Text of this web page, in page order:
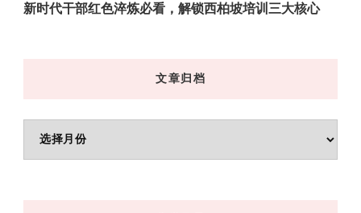
新时代干部红色淬炼必看，解锁西柏坡培训三大核心
文章归档
章